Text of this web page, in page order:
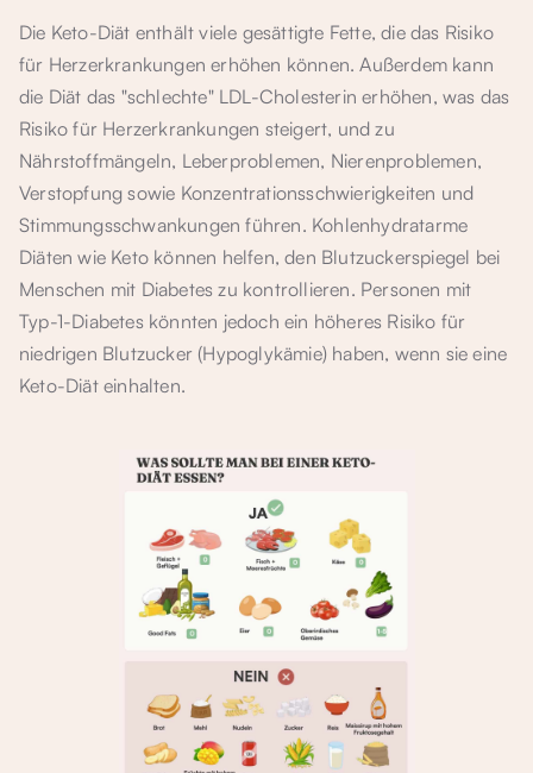
Die Keto-Diät enthält viele gesättigte Fette, die das Risiko
für Herzerkrankungen erhöhen können. Außerdem kann
die Diät das "schlechte" LDL-Cholesterin erhöhen, was das
Risiko für Herzerkrankungen steigert, und zu
Nährstoffmängeln, Leberproblemen, Nierenproblemen,
Verstopfung sowie Konzentrationsschwierigkeiten und
Stimmungsschwankungen führen. Kohlenhydratarme
Diäten wie Keto können helfen, den Blutzuckerspiegel bei
Menschen mit Diabetes zu kontrollieren. Personen mit
Typ-1-Diabetes könnten jedoch ein höheres Risiko für
niedrigen Blutzucker (Hypoglykämie) haben, wenn sie eine
Keto-Diät einhalten.